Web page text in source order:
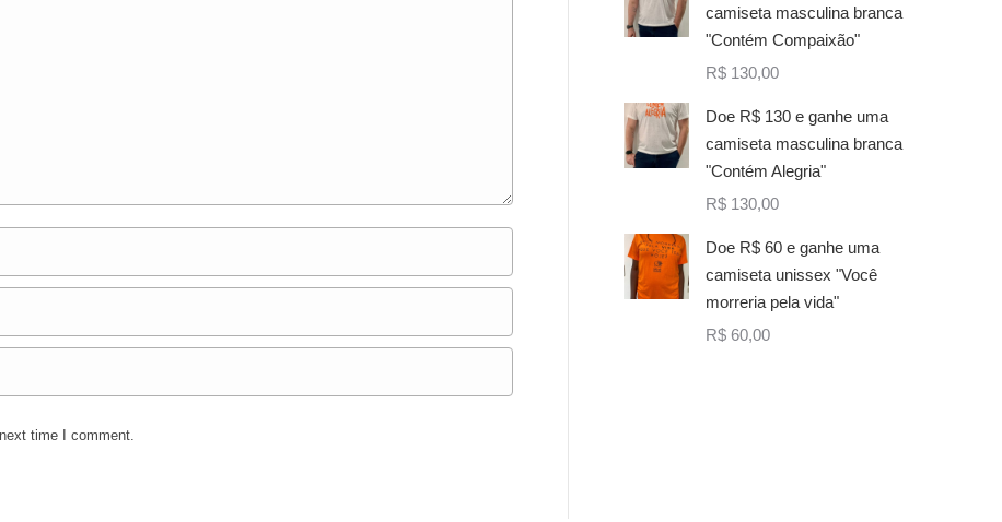
time I comment.
camiseta masculina branca
"Contém Compaixão"
R$ 130,00
Doe R$ 130 e ganhe uma
camiseta masculina branca
"Contém Alegria"
R$ 130,00
Doe R$ 60 e ganhe uma
camiseta unissex "Você
morreria pela vida"
R$ 60,00